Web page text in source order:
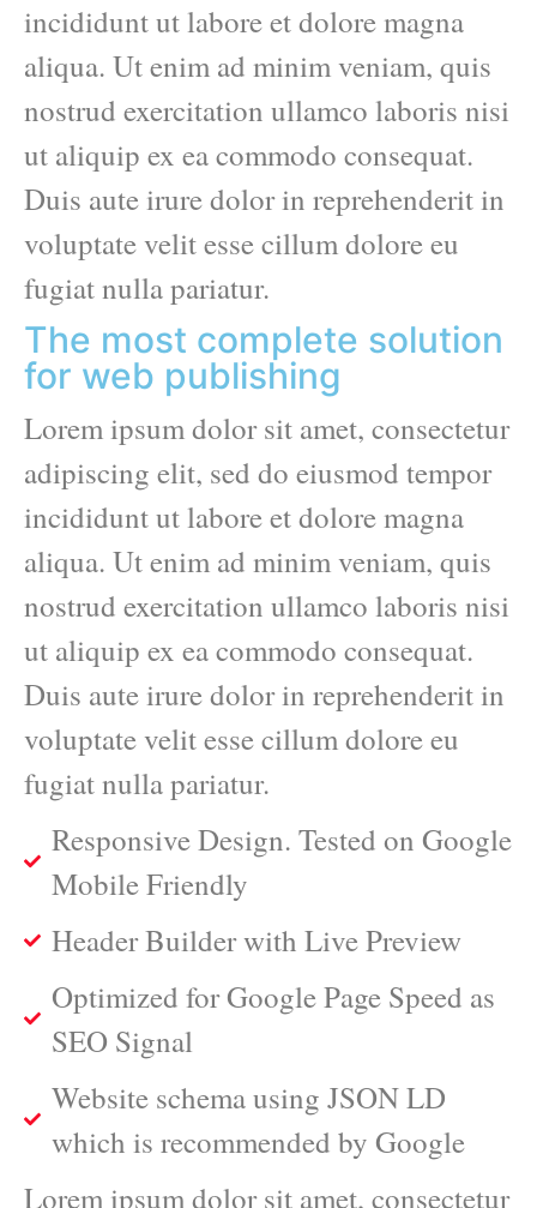
incididunt ut labore et dolore magna
aliqua. Ut enim ad minim veniam, quis
nostrud exercitation ullamco laboris nisi
ut aliquip ex ea commodo consequat.
Duis aute irure dolor in reprehenderit in
voluptate velit esse cillum dolore eu
fugiat nulla pariatur.
The most complete solution
for web publishing
Lorem ipsum dolor sit amet, consectetur
adipiscing elit, sed do eiusmod tempor
incididunt ut labore et dolore magna
aliqua. Ut enim ad minim veniam, quis
nostrud exercitation ullamco laboris nisi
ut aliquip ex ea commodo consequat.
Duis aute irure dolor in reprehenderit in
voluptate velit esse cillum dolore eu
fugiat nulla pariatur.
Responsive Design. Tested on Google
Mobile Friendly
Header Builder with Live Preview
Optimized for Google Page Speed as
SEO Signal
Website schema using JSON LD
which is recommended by Google
Lorem ipsum dolor sit amet, consectetur